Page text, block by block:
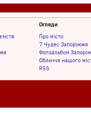
Огляди
Про місто
7 Чудес Запоріжжя
Фотоальбом
Обличчя нашого
RSS